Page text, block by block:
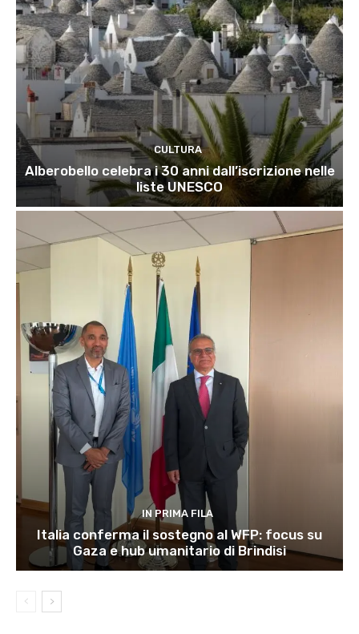
CULTURA
Alberobello celebra i 30 anni dall’iscrizione nelle
liste UNESCO
IN PRIMA FILA
Italia conferma il sostegno al WFP: focus su
Gaza e hub umanitario di Brindisi